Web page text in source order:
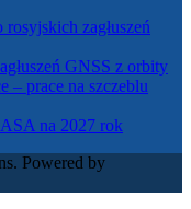
rosyjskich zagłuszeń
GNSS z orbity
– prace na szczeblu
na 2027 rok
Powered by